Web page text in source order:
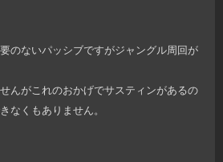
のないパッシブですがジャングル周回が
んがこれのおかげでサスティンがあるの
なくもありません。